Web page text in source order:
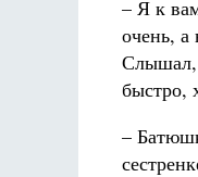
– Я к
очень, а
Слышал,
быстро,
–